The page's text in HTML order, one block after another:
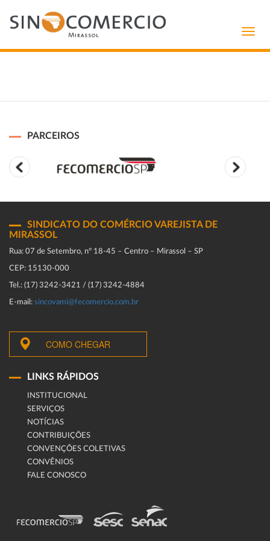
PARCEIROS
SINDICATO DO COMÉRCIO VAREJISTA DE
MIRASSOL
Rua: 07 de Setembro, n° 18-45 – Centro – Mirassol – SP
CEP: 15130-000
Tel.: (17) 3242-3421 / (17) 3242-4884
E-mail: sincovami@fecomercio.com.br
COMO CHEGAR
LINKS RÁPIDOS
INSTITUCIONAL
SERVIÇOS
NOTÍCIAS
CONTRIBUIÇÕES
CONVENÇÕES COLETIVAS
CONVÊNIOS
FALE CONOSCO